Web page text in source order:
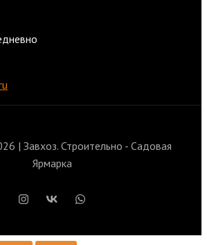
| Завхоз. Строительно - Садовая
Ярмарка